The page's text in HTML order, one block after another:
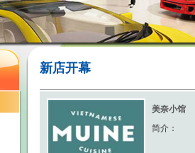
新店开幕
美奈小馆
简介：